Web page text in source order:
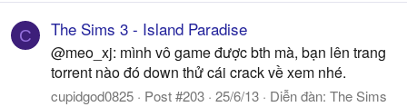
C The Sims 3 - Island Paradise
@meo_xj: mình vô game được bth mà, bạn lên trang
torrent nào đó down thử cái crack về xem nhé.
cupidgod0825 Post #203 25/6/13 Diễn đàn: The Sims